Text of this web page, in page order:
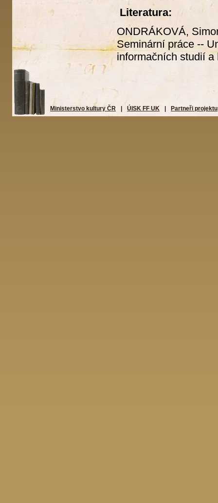
Literatura:
ONDRÁKOVÁ,
Seminární práce --
informačních studií
Ministerstvo kultury ČR ÚISK FF UK Partneři projektu